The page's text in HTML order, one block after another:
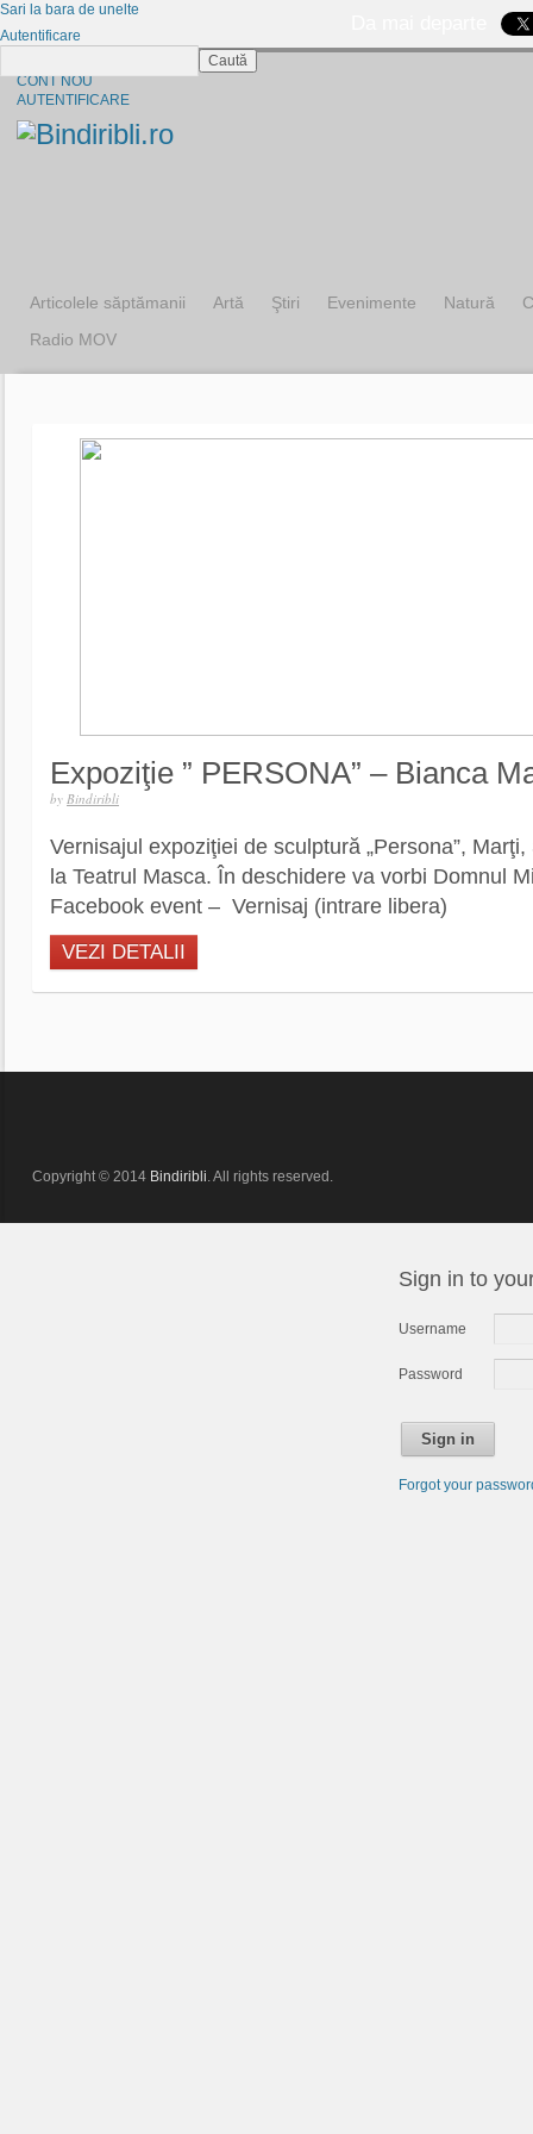
CONT NOU
AUTENTIFICARE
Articolele săptămanii Artă Ştiri Evenimente Natură
Radio MOV
Expoziţie ” PERSONA” – Bianca
by Bindiribli
Vernisajul expoziţiei de sculptură „Persona”,
la Teatrul Masca. În deschidere va vorbi Domnul
Facebook event – Vernisaj (intrare libera)
VEZI DETALII
Copyright © 2014 Bindiribli. All rights reserved.
Sign in to
Username
Password
Sign in
Forgot your
Sari la bara de unelte
Autentificare
Caută